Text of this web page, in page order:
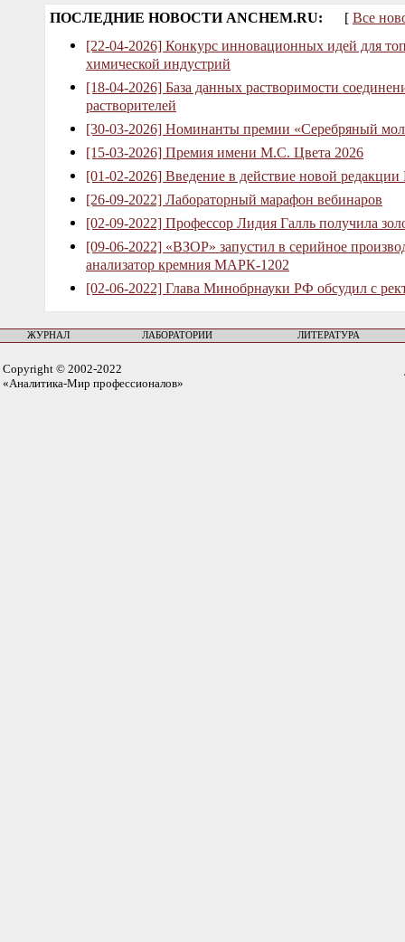
ПОСЛЕДНИЕ НОВОСТИ ANCHEM.RU: [ Все
[22-04-2026] Конкурс инновационных идей для
химической индустрий
[18-04-2026] База данных растворимости
растворителей
[30-03-2026] Номинанты премии «Серебряный
[15-03-2026] Премия имени М.С. Цвета 2026
[01-02-2026] Введение в действие новой
[26-09-2022] Лабораторный марафон вебинаров
[02-09-2022] Профессор Лидия Галль получила
[09-06-2022] «ВЗОР» запустил в серийное
анализатор кремния МАРК-1202
[02-06-2022] Глава Минобрнауки РФ обсудил с
ЖУРНАЛ ЛАБОРАТОРИИ ЛИТЕРАТУРА
Copyright © 2002-2022
«Аналитика-Мир профессионалов»